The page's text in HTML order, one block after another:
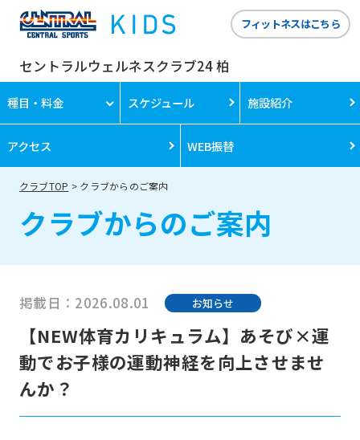
セントラルウェルネスクラブ24 柏
フィットネスはこちら
種目・料金 スケジュール 施設紹介
アクセス WEB振替
クラブTOP クラブからのご案内
クラブからのご案内
掲載日：2026.08.01 お知らせ
【NEW体育カリキュラム】あそび×運
動でお子様の運動神経を向上させませ
んか？